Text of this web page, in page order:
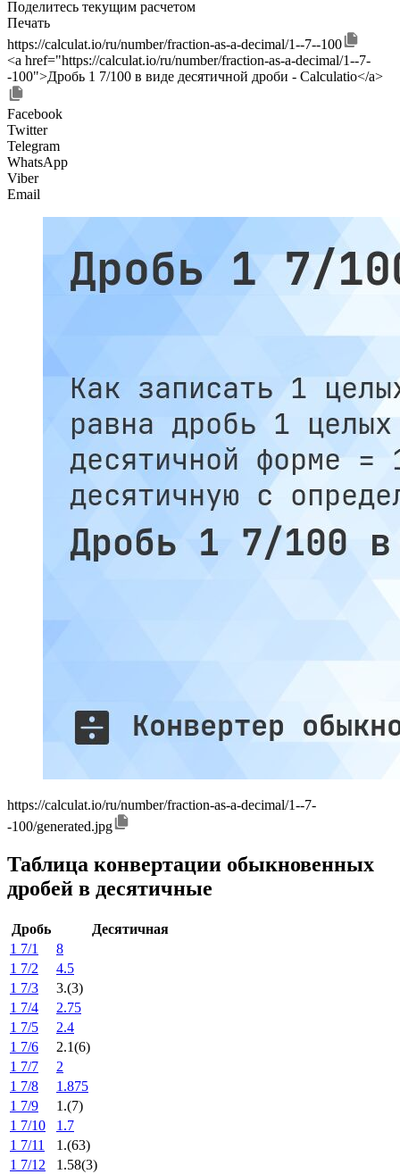
Поделитесь текущим расчетом
Печать
https://calculat.io/ru/number/fraction-as-a-decimal/1--7--100
<a href="https://calculat.io/ru/number/fraction-as-a-decimal/1--7-
-100">Дробь 1 7/100 в виде десятичной дроби - Calculatio</a>
Facebook
Twitter
Telegram
WhatsApp
Viber
Email
https://calculat.io/ru/number/fraction-as-a-decimal/1--7-
-100/generated.jpg
Таблица конвертации обыкновенных
дробей в десятичные
Дробь
Десятичная
1 7/1
8
1 7/2
4.5
1 7/3
3.(3)
1 7/4
2.75
1 7/5
2.4
1 7/6
2.1(6)
1 7/7
2
1 7/8
1.875
1 7/9
1.(7)
1 7/10
1.7
1 7/11
1.(63)
1 7/12
1.58(3)